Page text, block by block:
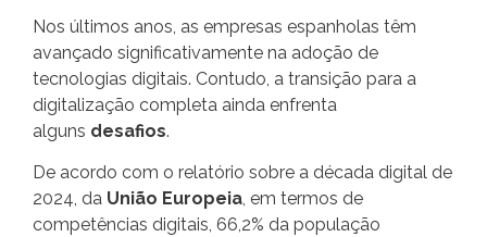
Nos últimos anos, as empresas espanholas têm
avançado significativamente na adoção de
tecnologias digitais. Contudo, a transição para a
digitalização completa ainda enfrenta
alguns desafios.
De acordo com o relatório sobre a década digital de
2024, da União Europeia, em termos de
competências digitais, 66,2% da população